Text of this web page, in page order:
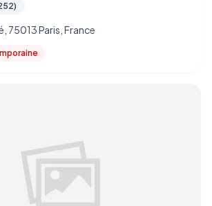
75013 Paris, France